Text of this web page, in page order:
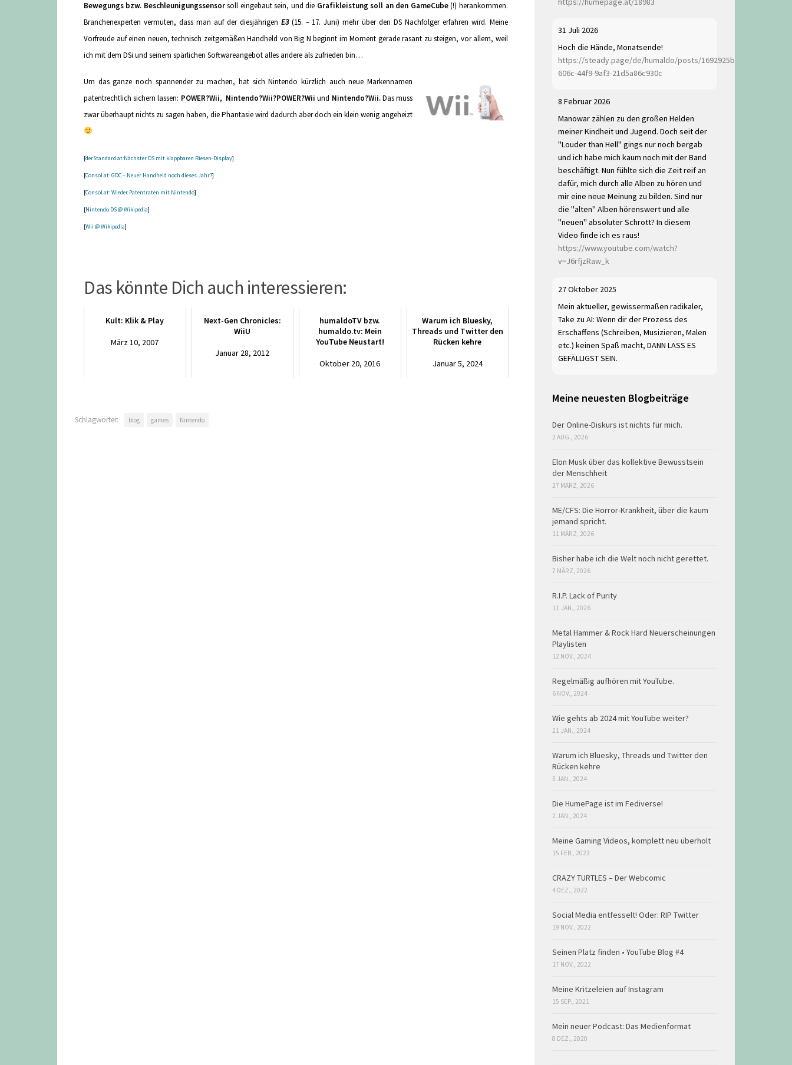
Bewegungs bzw. Beschleunigungssensorsoll eingebaut sein, und die Grafikleistung soll an den GameCube(!) herankommen.
Branchenexperten vermuten, dass man auf der diesjährigen E3(15. – 17. Juni) mehr über den DS Nachfolger erfahren wird. Meine
Vorfreude auf einen neuen, technisch zeitgemäßen Handheld von Big N beginnt im Moment gerade rasant zu steigen, vor allem, weil
ich mit dem DSi und seinem spärlichen Softwareangebot alles andere als zufrieden bin…
Um das ganze noch spannender zu machen, hat sich Nintendo kürzlich auch neue Markennamen
patentrechtlich sichern lassen: POWER?Wii, Nintendo?Wii?POWER?Wii und Nintendo?Wii.Das muss
zwar überhaupt nichts zu sagen haben, die Phantasie wird dadurch aber doch ein klein wenig angeheizt
[derStandard.at:Nächster DS mit klappbaren Riesen-Display]
[Consol.at: GDC – Neuer Handheld noch dieses Jahr?]
[Consol.at: Wieder Patentraten mit Nintendo]
[Nintendo DS @ Wikipedia]
[Wii @ Wikipedia]
Das könnte Dich auch interessieren:
Kult: Klik & Play
März 10, 2007
Next-Gen Chronicles:
WiiU
Januar 28, 2012
humaldoTV bzw.
humaldo.tv: Mein
YouTube Neustart!
Oktober 20, 2016
Warum ich Bluesky,
Threads und Twitter den
Rücken kehre
Januar 5, 2024
Schlagwörter: blog games Nintendo
31 Juli 2026
Hoch die Hände, Monatsende!
https://steady.page/de/humaldo/posts/1692925b-
606c-44f9-9af3-21d5a86c930c
8 Februar 2026
Manowar zählen zu den großen Helden
meiner Kindheit und Jugend. Doch seit der
"Louder than Hell" gings nur noch bergab
und ich habe mich kaum noch mit der Band
beschäftigt. Nun fühlte sich die Zeit reif an
dafür, mich durch alle Alben zu hören und
mir eine neue Meinung zu bilden. Sind nur
die "alten" Alben hörenswert und alle
"neuen" absoluter Schrott? In diesem
Video finde ich es raus!
https://www.youtube.com/watch?
v=J6rfjzRaw_k
27 Oktober 2025
Mein aktueller, gewissermaßen radikaler,
Take zu AI: Wenn dir der Prozess des
Erschaffens (Schreiben, Musizieren, Malen
etc.) keinen Spaß macht, DANN LASS ES
GEFÄLLIGST SEIN.
Meine neuesten Blogbeiträge
Der Online-Diskurs ist nichts für mich.
2 AUG., 2026
Elon Musk über das kollektive Bewusstsein
der Menschheit
27 MÄRZ, 2026
ME/CFS: Die Horror-Krankheit, über die kaum
jemand spricht.
11 MÄRZ, 2026
Bisher habe ich die Welt noch nicht gerettet.
7 MÄRZ, 2026
R.I.P. Lack of Purity
11 JAN., 2026
Metal Hammer & Rock Hard Neuerscheinungen
Playlisten
12 NOV., 2024
Regelmäßig aufhören mit YouTube.
6 NOV., 2024
Wie gehts ab 2024 mit YouTube weiter?
21 JAN., 2024
Warum ich Bluesky, Threads und Twitter den
Rücken kehre
5 JAN., 2024
Die HumePage ist im Fediverse!
2 JAN., 2024
Meine Gaming Videos, komplett neu überholt
15 FEB., 2023
CRAZY TURTLES – Der Webcomic
4 DEZ., 2022
Social Media entfesselt! Oder: RIP Twitter
19 NOV., 2022
Seinen Platz finden • YouTube Blog #4
17 NOV., 2022
Meine Kritzeleien auf Instagram
15 SEP., 2021
Mein neuer Podcast: Das Medienformat
8 DEZ., 2020